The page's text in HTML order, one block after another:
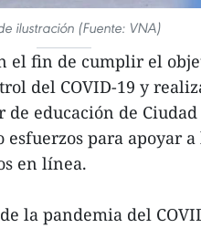
ilustración (Fuente: VNA)
el fin de cumplir el
del COVID-19 y
de educación de
para apoyar
en línea.
la pandemia del